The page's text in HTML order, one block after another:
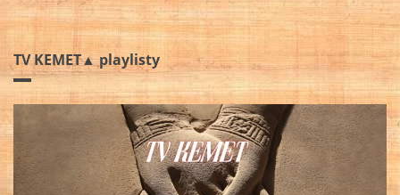
TV KEMET▲ playlisty